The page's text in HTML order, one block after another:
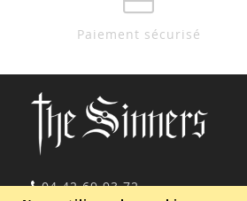
Paiement sécurisé
04 42 69 93 72